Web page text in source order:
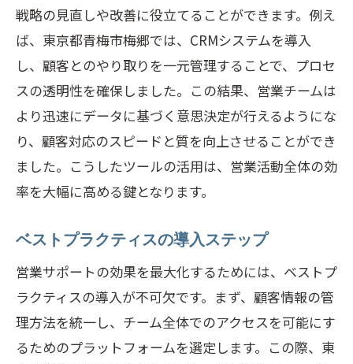
戦略の見直しや改善に役立てることができます。例え
ば、東京都青梅市梅郷では、CRMシステムを導入
し、顧客とのやり取りを一元管理することで、プロセ
スの透明性を確保しました。この結果、営業チームは
より迅速にデータに基づく意思決定が行えるようにな
り、顧客対応のスピードと質を向上させることができ
ました。こうしたツールの活用は、営業活動全体の効
率を大幅に高める鍵となります。
ベストプラクティスの導入ステップ
営業サポートの効果を最大化するためには、ベストプ
ラクティスの導入が不可欠です。まず、顧客情報の管
理方法を統一し、チーム全体でのアクセスを可能にす
るためのプラットフォームを選定します。この際、東